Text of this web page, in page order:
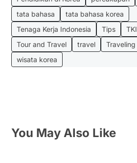
tata bahasa
tata bahasa korea
Tenaga Kerja Indonesia
Tips TKI
Tour and Travel
travel Traveling
wisata korea
You May Also Like